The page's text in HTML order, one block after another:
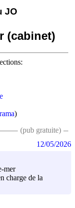
JO
(cabinet)
)
(pub gratuite)
mer
charge de la
12/05/2026